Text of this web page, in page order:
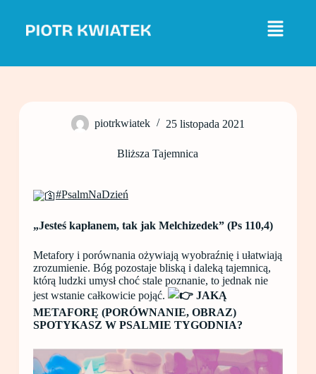
j
piotrkwiatek 25 listopada 2021
Bliższa Tajemnica
#PsalmNaDzień
„Jesteś kapłanem, tak jak Melchizedek” (Ps 110,4)
Metafory i porównania ożywiają wyobraźnię i ułatwiają
zrozumienie. Bóg pozostaje bliską i daleką tajemnicą,
którą ludzki umysł choć stale poznanie, to jednak nie
jest wstanie całkowicie pojąć.
JAKĄ
METAFORĘ (PORÓWNANIE, OBRAZ)
SPOTYKASZ W PSALMIE TYGODNIA?